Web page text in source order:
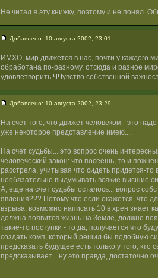
Не читал я эту книжку, поэтому и не понял.
Добавлено: 10 августа 2002, 23:01
ИМХО, мир движется в нас, почти у каждого
обработана по-разному, отсюда и разное
удовлетворить ЧЧувство собственной
Добавлено: 10 августа 2002, 23:29
На счет того, что движет человеком - это
уже некоторое представление имею....
На счет судьбы... это вопрос очень
человеческий закон: что посеешь, то и
расстрела, учитывая что сидеть придется-
необязательно выдумывать всякие высшие
А, еще на счет судьбы осталось... вопрос
явления??? Потому что если окажется, что
взрыва, возможно написать 10 в хрен знает
должна появится жизнь на Земле, должно
такие-то поступки - то да, получается что
создать комп, который решил бы подобную
предсказать будущее есть только у того,
предсказывает... ну это правда, достаточно